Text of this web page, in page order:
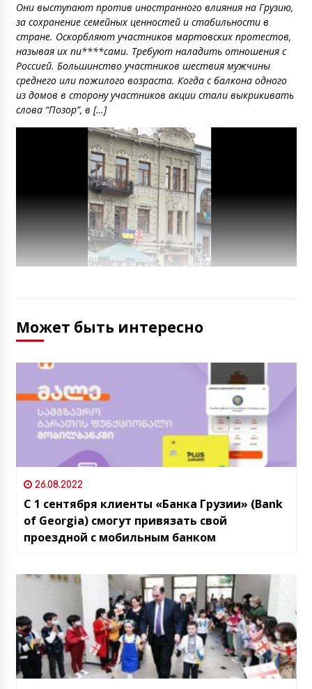
Они выступают против иностранного влияния на Грузию,
за сохранение семейных ценностей и стабильности в
стране. Оскорбляют участников мартовских протестов,
называя их пи****сами. Требуют наладить отношения с
Россией. Большинство участников шествия мужчины
среднего или пожилого возраста. Когда с балкона одного
из домов в сторону участников акции стали выкрикивать
слова “Позор”, в […]
Может быть интересно
26.08.2022
С 1 сентября клиенты «Банка Грузии» (Bank
of Georgia) смогут привязать свой
проездной с мобильным банком